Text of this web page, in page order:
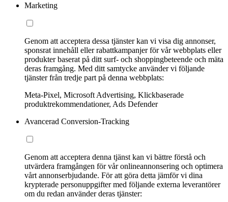
Marketing
Genom att acceptera dessa tjänster kan vi visa dig annonser,
sponsrat innehåll eller rabattkampanjer för vår webbplats eller
produkter baserat på ditt surf- och shoppingbeteende och mäta
deras framgång. Med ditt samtycke använder vi följande
tjänster från tredje part på denna webbplats:
Meta-Pixel, Microsoft Advertising, Klickbaserade
produktrekommendationer, Ads Defender
Avancerad Conversion-Tracking
Genom att acceptera denna tjänst kan vi bättre förstå och
utvärdera framgången för vår onlineannonsering och optimera
vårt annonserbjudande. För att göra detta jämför vi dina
krypterade personuppgifter med följande externa leverantörer
om du redan använder deras tjänster: